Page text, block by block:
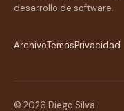
desarrollo de software.
ArchivoTemasPrivacidad
© 2026 Diego Silva